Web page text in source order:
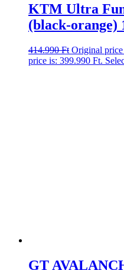
KTM Ultra
(black-orange)
414.990Ft Original
price is: 399.990 Ft.
GT